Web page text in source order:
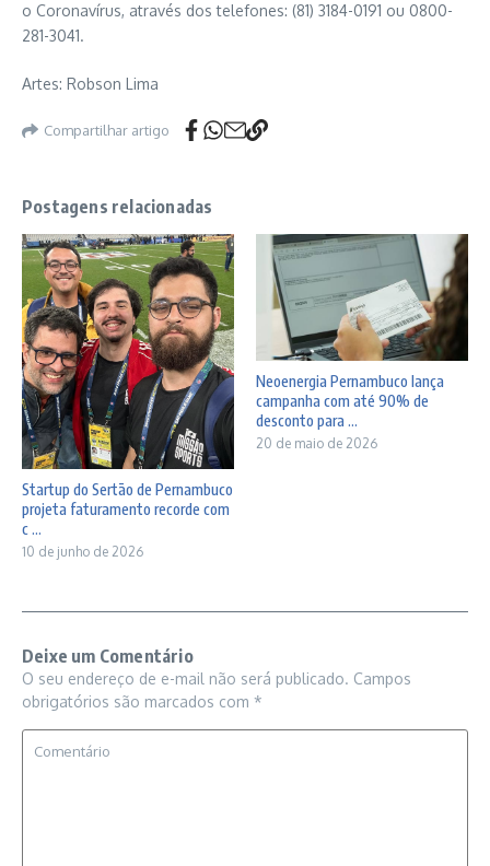
o Coronavírus, através dos telefones: (81) 3184-0191 ou 0800-
281-3041.
Artes: Robson Lima
Compartilhar artigo
Postagens relacionadas
Startup do Sertão de Pernambuco
projeta faturamento recorde com
c ...
10 de junho de 2026
Neoenergia Pernambuco lança
campanha com até 90% de
desconto para ...
20 de maio de 2026
Deixe um Comentário
O seu endereço de e-mail não será publicado. Campos
obrigatórios são marcados com *